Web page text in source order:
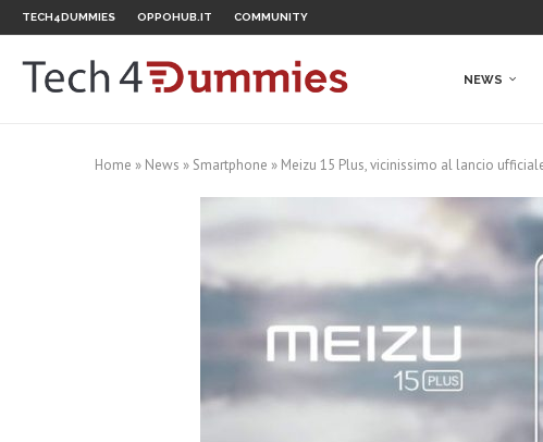
TECH4DUMMIES OPPOHUB.IT COMMUNITY
NEWS
Home » News » Smartphone » Meizu 15 Plus, vicinissimo al lancio